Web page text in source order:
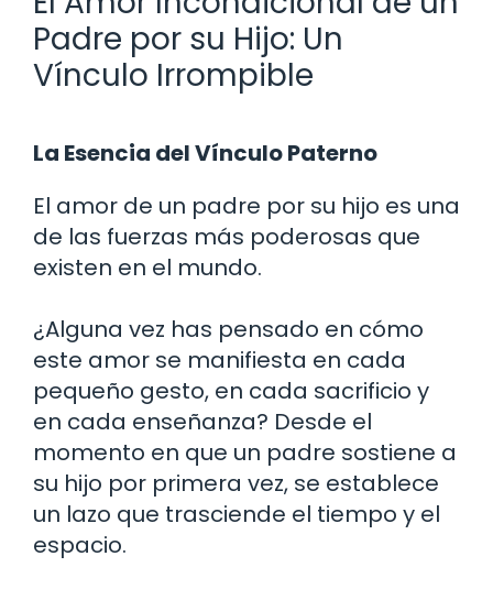
Padre por su Hijo: Un
Vínculo Irrompible
La Esencia del Vínculo Paterno
El amor de un padre por su hijo es una
de las fuerzas más poderosas que
existen en el mundo.
¿Alguna vez has pensado en cómo
este amor se manifiesta en cada
pequeño gesto, en cada sacrificio y
en cada enseñanza? Desde el
momento en que un padre sostiene a
su hijo por primera vez, se establece
un lazo que trasciende el tiempo y el
espacio.